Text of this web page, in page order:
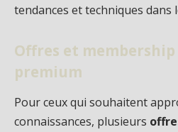
tendances et techniques dans
Offres et membership
premium
Pour ceux qui souhaitent
connaissances, plusieurs